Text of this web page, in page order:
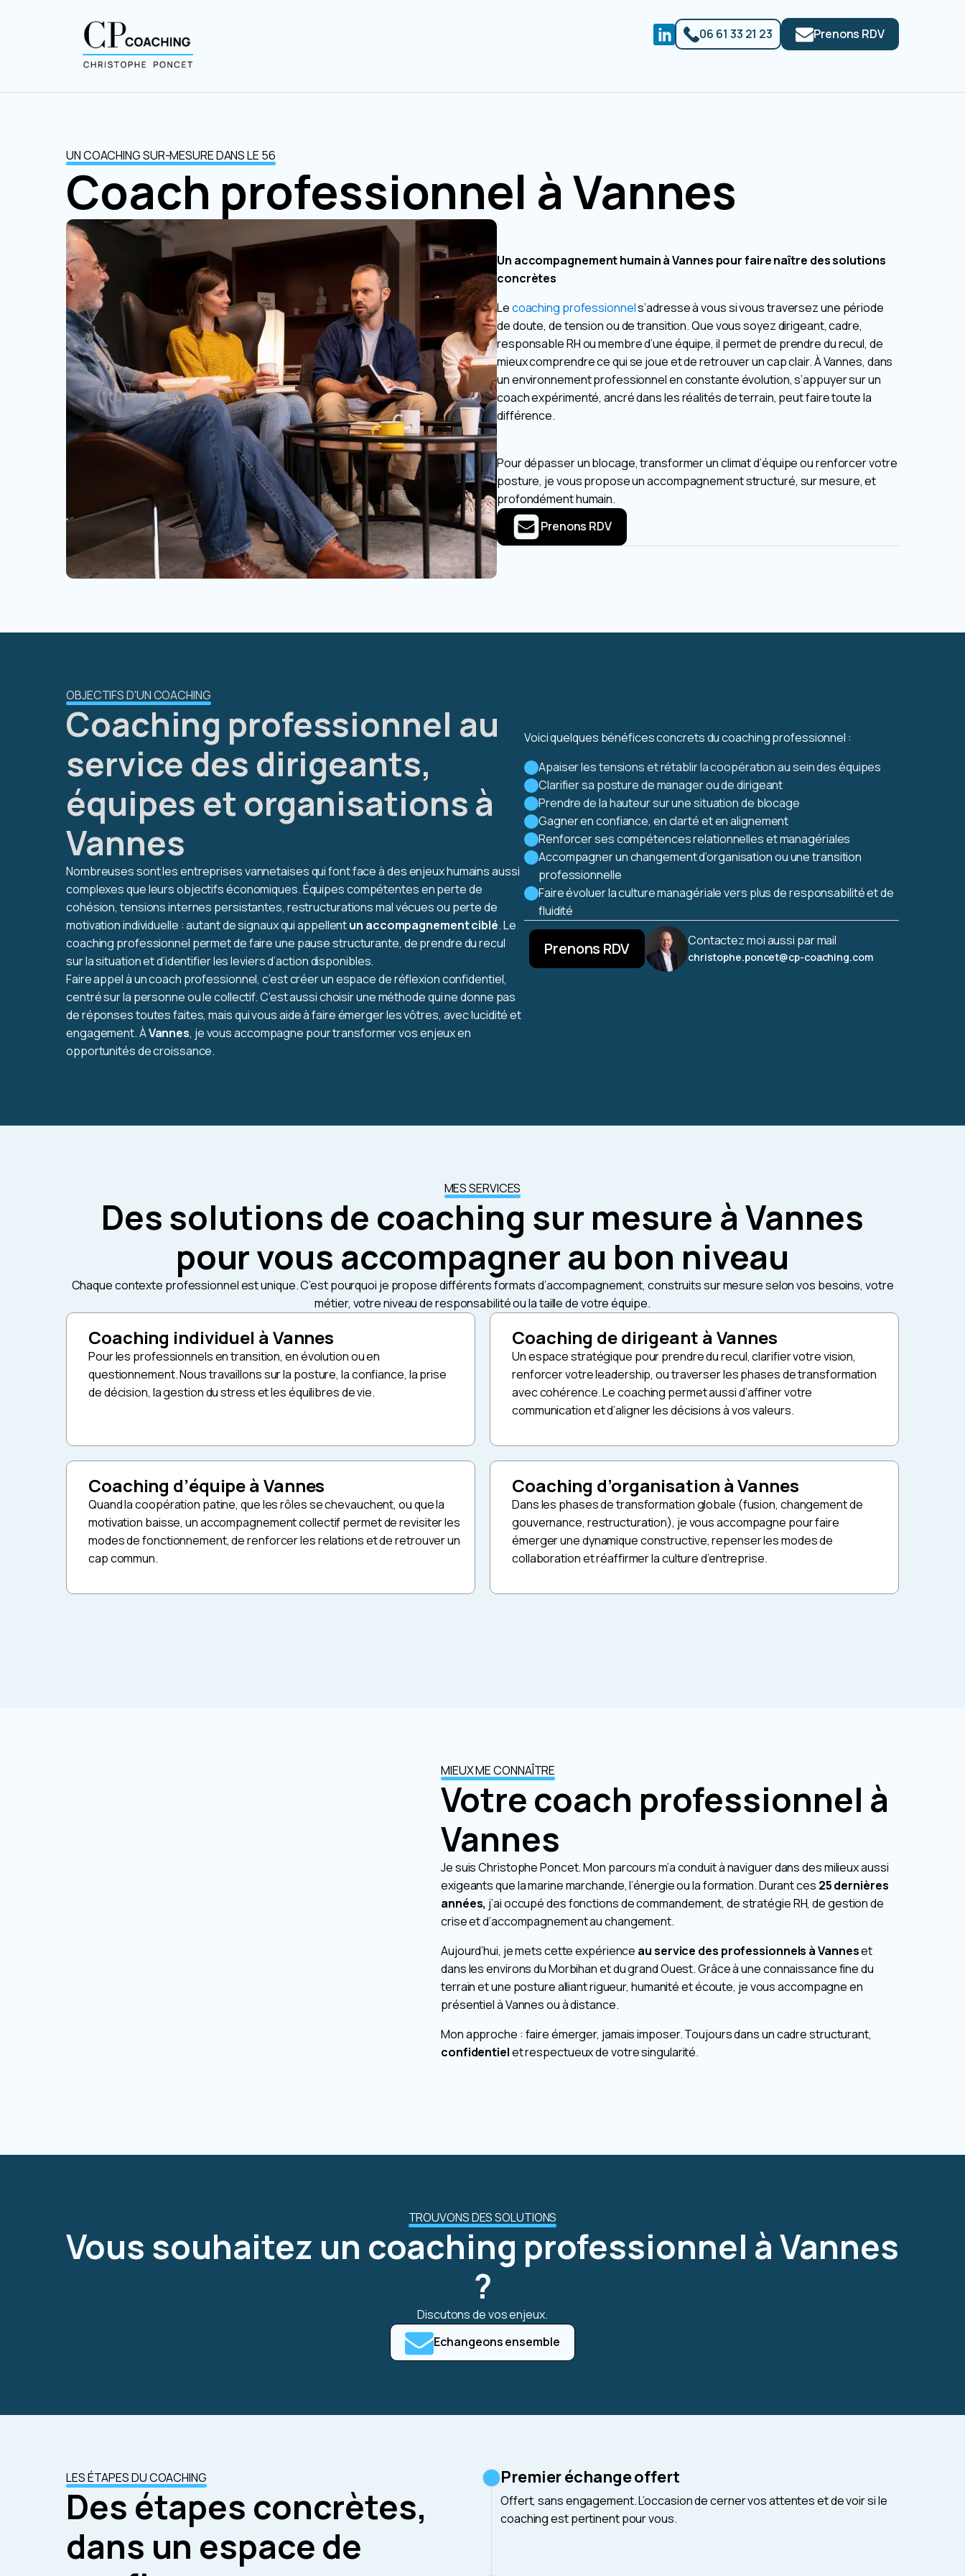
06 61 33 21 23 Prenons RDV
UN COACHING SUR-MESURE DANS LE 56
Coach professionnel à Vannes
Un accompagnement humain à Vannes pour faire naître des solutions
concrètes
Lecoaching professionnels’adresse à vous si vous traversez une période
de doute, de tension ou de transition. Que vous soyez dirigeant, cadre,
responsable RH ou membre d’une équipe, il permet de prendre du recul, de
mieux comprendre ce qui se joue et de retrouver un cap clair. À Vannes, dans
un environnement professionnel en constante évolution, s’appuyer sur un
coach expérimenté, ancré dans les réalités de terrain, peut faire toute la
différence.
Pour dépasser un blocage, transformer un climat d’équipe ou renforcer votre
posture, je vous propose un accompagnement structuré, sur mesure, et
profondément humain.
Prenons RDV
OBJECTIFS D'UN COACHING
Coaching professionnel au
service des dirigeants,
équipes et organisations à
Vannes
Nombreuses sont les entreprises vannetaises qui font face à des enjeux humains aussi
complexes que leurs objectifs économiques. Équipes compétentes en perte de
cohésion, tensions internes persistantes, restructurations mal vécues ou perte de
motivation individuelle : autant de signaux qui appellentun accompagnement ciblé. Le
coaching professionnel permet de faire une pause structurante, de prendre du recul
sur la situation et d’identifier les leviers d’action disponibles.
Faire appel à un coach professionnel, c’est créer un espace de réflexion confidentiel,
centré sur la personne ou le collectif. C’est aussi choisir une méthode qui ne donne pas
de réponses toutes faites, mais qui vous aide à faire émerger les vôtres, avec lucidité et
engagement. ÀVannes, je vous accompagne pour transformer vos enjeux en
opportunités de croissance.
Voici quelques bénéfices concrets du coaching professionnel :
Apaiser les tensions et rétablir la coopération au sein des équipes
Clarifier sa posture de manager ou de dirigeant
Prendre de la hauteur sur une situation de blocage
Gagner en confiance, en clarté et en alignement
Renforcer ses compétences relationnelles et managériales
Accompagner un changement d’organisation ou une transition
professionnelle
Faire évoluer la culture managériale vers plus de responsabilité et de
fluidité
Prenons RDV Contactez moi aussi par mail
christophe.poncet@cp-coaching.com
MES SERVICES
Des solutions de coaching sur mesure à Vannes
pour vous accompagner au bon niveau
Chaque contexte professionnel est unique. C’est pourquoi je propose différents formats d’accompagnement, construits sur mesure selon vos besoins, votre
métier, votre niveau de responsabilité ou la taille de votre équipe.
Coaching individuel à Vannes
Pour les professionnels en transition, en évolution ou en
questionnement. Nous travaillons sur la posture, la confiance, la prise
de décision, la gestion du stress et les équilibres de vie.
Coaching de dirigeant à Vannes
Un espace stratégique pour prendre du recul, clarifier votre vision,
renforcer votre leadership, ou traverser les phases de transformation
avec cohérence. Le coaching permet aussi d’affiner votre
communication et d’aligner les décisions à vos valeurs.
Coaching d’équipe à Vannes
Quand la coopération patine, que les rôles se chevauchent, ou que la
motivation baisse, un accompagnement collectif permet de revisiter les
modes de fonctionnement, de renforcer les relations et de retrouver un
cap commun.
Coaching d’organisation à Vannes
Dans les phases de transformation globale (fusion, changement de
gouvernance, restructuration), je vous accompagne pour faire
émerger une dynamique constructive, repenser les modes de
collaboration et réaffirmer la culture d’entreprise.
MIEUX ME CONNAÎTRE
Votre coach professionnel à
Vannes
Je suis Christophe Poncet. Mon parcours m’a conduit à naviguer dans des milieux aussi
exigeants que la marine marchande, l’énergie ou la formation. Durant ces 25 dernières
années, j’ai occupé des fonctions de commandement, de stratégie RH, de gestion de
crise et d’accompagnement au changement.
Aujourd’hui, je mets cette expérience au service des professionnels à Vanneset
dans les environs du Morbihan et du grand Ouest. Grâce à une connaissance fine du
terrain et une posture alliant rigueur, humanité et écoute, je vous accompagne en
présentiel à Vannes ou à distance.
Mon approche : faire émerger, jamais imposer. Toujours dans un cadre structurant,
confidentielet respectueux de votre singularité.
TROUVONS DES SOLUTIONS
Vous souhaitez un coaching professionnel à Vannes
?
Discutons de vos enjeux.
Echangeons ensemble
LES ÉTAPES DU COACHING
Des étapes concrètes,
dans un espace de
Premier échange offert
Offert, sans engagement. L’occasion de cerner vos attentes et de voir si le
coaching est pertinent pour vous.